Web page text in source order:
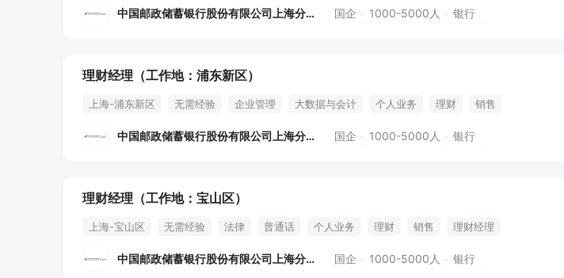
中国邮政储蓄银行股份有限公司上海分行 国企 1000-5000人 银行
理财经理（工作地：浦东新区）
上海-浦东新区 无需经验 企业管理 大数据与会计 个人业务 理财
销售
中国邮政储蓄银行股份有限公司上海分行 国企 1000-5000人 银行
理财经理（工作地：宝山区）
上海-宝山区 无需经验 法律 普通话 个人业务 理财 销售 理财经理
中国邮政储蓄银行股份有限公司上海分行 国企 1000-5000人 银行